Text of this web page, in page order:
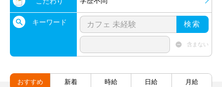
キーワード 検索
含まない
おすすめ 新着 時給 日給 月給